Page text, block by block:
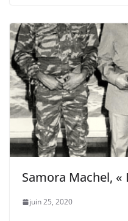
Samora Machel, «
juin 25, 2020